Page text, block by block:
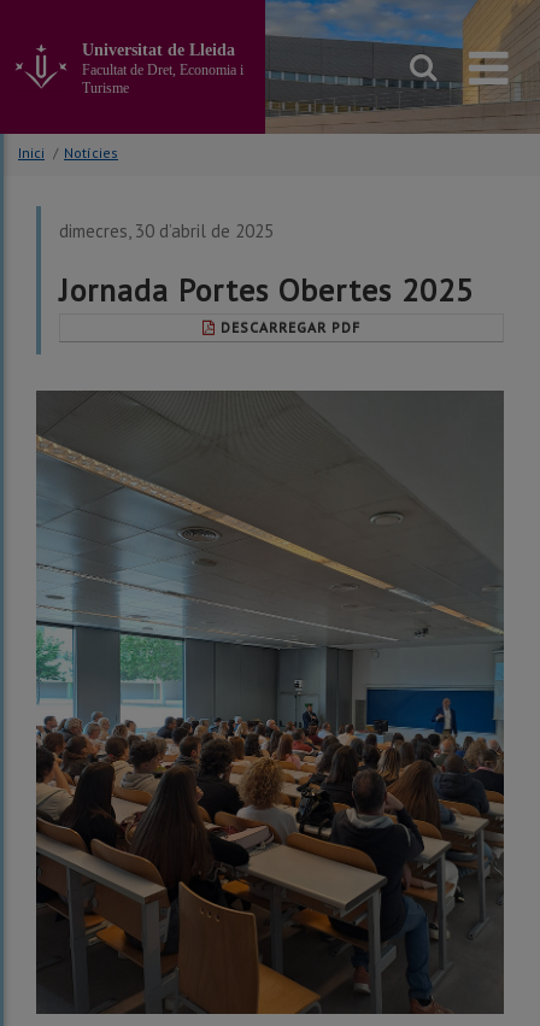
contingut
principal
la
pàgina
Universitat de Lleida
Facultat de Dret, Economia i
Turisme
Inici / Notícies
dimecres, 30 d’abril de 2025
Jornada Portes Obertes 2025
DESCARREGAR PDF